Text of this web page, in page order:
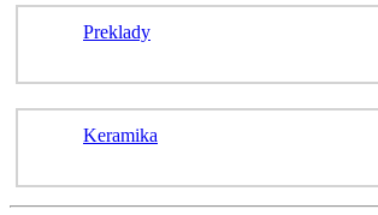
Preklady
Keramika